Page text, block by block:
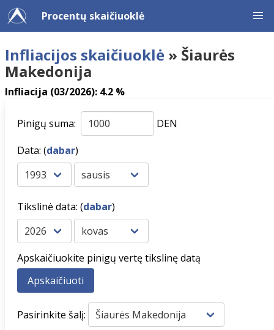
Procentų skaičiuoklė
Infliacijos skaičiuoklė » Šiaurės
Makedonija
Infliacija (03/2026): 4.2 %
Pinigų suma:
DEN
Data: (dabar)
Tikslinė data: (dabar)
Apskaičiuokite pinigų vertę tikslinę datą
Pasirinkite šalį: